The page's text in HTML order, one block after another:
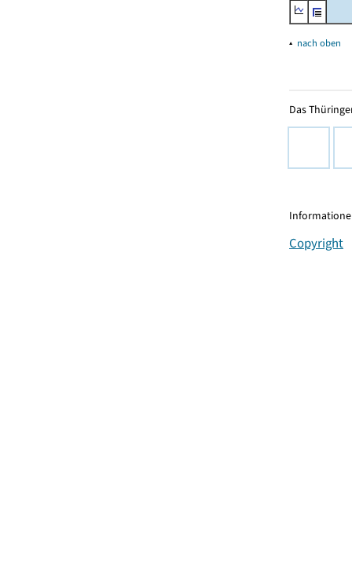
▴ nach oben
Das
Copyright